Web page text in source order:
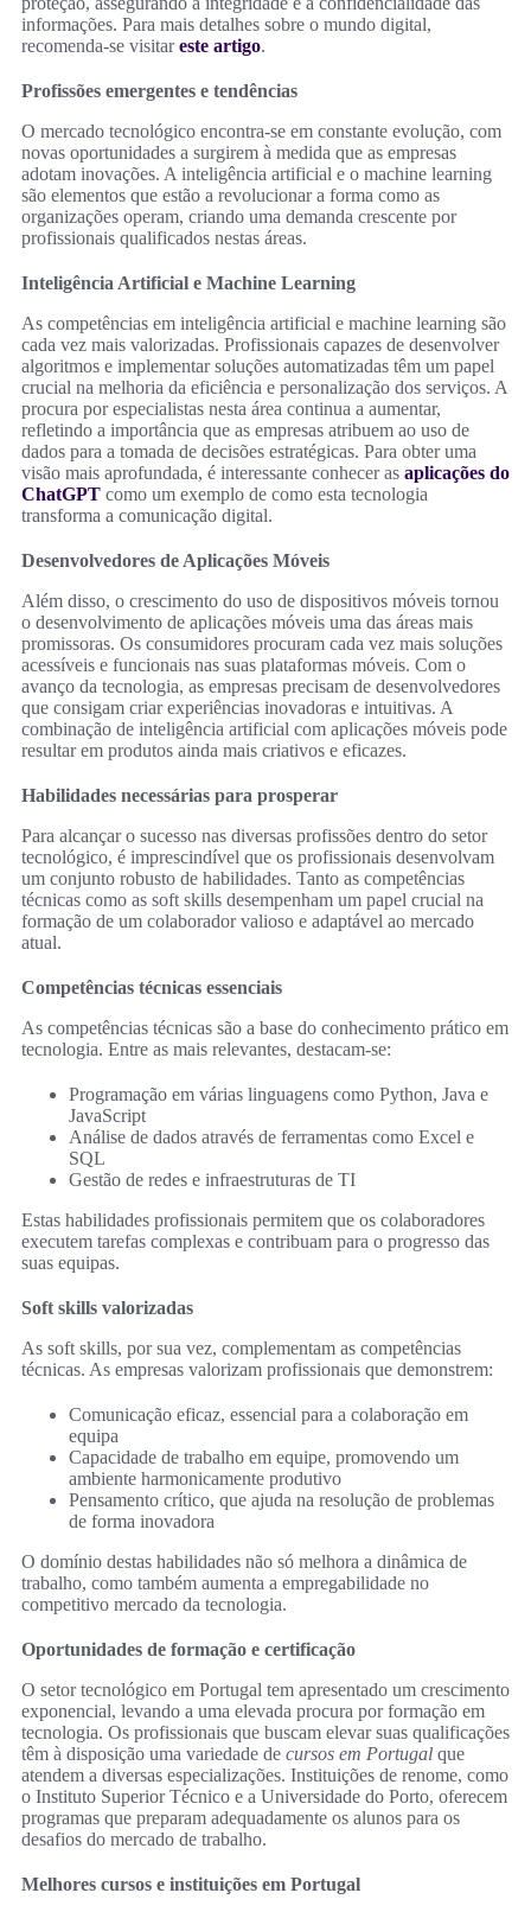
informações. Para mais detalhes sobre o mundo digital,
recomenda-se visitareste artigo.
Profissões emergentes e tendências
O mercado tecnológico encontra-se em constante evolução, com
novas oportunidades a surgirem à medida que as empresas
adotam inovações. A inteligência artificial e o machine learning
são elementos que estão a revolucionar a forma como as
organizações operam, criando uma demanda crescente por
profissionais qualificados nestas áreas.
Inteligência Artificial e Machine Learning
As competências em inteligência artificial e machine learning são
cada vez mais valorizadas. Profissionais capazes de desenvolver
algoritmos e implementar soluções automatizadas têm um papel
crucial na melhoria da eficiência e personalização dos serviços. A
procura por especialistas nesta área continua a aumentar,
refletindo a importância que as empresas atribuem ao uso de
dados para a tomada de decisões estratégicas. Para obter uma
visão mais aprofundada, é interessante conhecer as aplicações do
ChatGPT como um exemplo de como esta tecnologia
transforma a comunicação digital.
Desenvolvedores de Aplicações Móveis
Além disso, o crescimento do uso de dispositivos móveis tornou
o desenvolvimento de aplicações móveis uma das áreas mais
promissoras. Os consumidores procuram cada vez mais soluções
acessíveis e funcionais nas suas plataformas móveis. Com o
avanço da tecnologia, as empresas precisam de desenvolvedores
que consigam criar experiências inovadoras e intuitivas. A
combinação de inteligência artificial com aplicações móveis pode
resultar em produtos ainda mais criativos e eficazes.
Habilidades necessárias para prosperar
Para alcançar o sucesso nas diversas profissões dentro do setor
tecnológico, é imprescindível que os profissionais desenvolvam
um conjunto robusto de habilidades. Tanto as competências
técnicas como as soft skills desempenham um papel crucial na
formação de um colaborador valioso e adaptável ao mercado
atual.
Competências técnicas essenciais
As competências técnicas são a base do conhecimento prático em
tecnologia. Entre as mais relevantes, destacam-se:
Programação em várias linguagens como Python, Java e
JavaScript
Análise de dados através de ferramentas como Excel e
SQL
Gestão de redes e infraestruturas de TI
Estas habilidades profissionais permitem que os colaboradores
executem tarefas complexas e contribuam para o progresso das
suas equipas.
Soft skills valorizadas
As soft skills, por sua vez, complementam as competências
técnicas. As empresas valorizam profissionais que demonstrem:
Comunicação eficaz, essencial para a colaboração em
equipa
Capacidade de trabalho em equipe, promovendo um
ambiente harmonicamente produtivo
Pensamento crítico, que ajuda na resolução de problemas
de forma inovadora
O domínio destas habilidades não só melhora a dinâmica de
trabalho, como também aumenta a empregabilidade no
competitivo mercado da tecnologia.
Oportunidades de formação e certificação
O setor tecnológico em Portugal tem apresentado um crescimento
exponencial, levando a uma elevada procura por formação em
tecnologia. Os profissionais que buscam elevar suas qualificações
têm à disposição uma variedade de cursos em Portugal que
atendem a diversas especializações. Instituições de renome, como
o Instituto Superior Técnico e a Universidade do Porto, oferecem
programas que preparam adequadamente os alunos para os
desafios do mercado de trabalho.
Melhores cursos e instituições em Portugal